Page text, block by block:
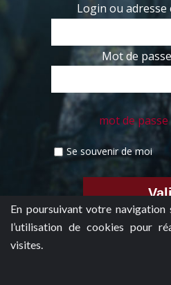
En poursuivant votre navigation
l’utilisation de cookies pour
visites.
Login ou adresse
Mot de
mot de
Se souvenir de moi